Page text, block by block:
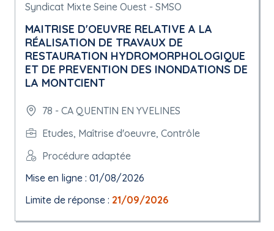
Syndicat Mixte Seine Ouest - SMSO
MAITRISE D'OEUVRE RELATIVE A LA
RÉALISATION DE TRAVAUX DE
RESTAURATION HYDROMORPHOLOGIQUE
ET DE PREVENTION DES INONDATIONS DE
LA MONTCIENT
78 - CA QUENTIN EN YVELINES
Etudes, Maîtrise d'oeuvre, Contrôle
Procédure adaptée
Mise en ligne : 01/08/2026
Limite de réponse : 21/09/2026